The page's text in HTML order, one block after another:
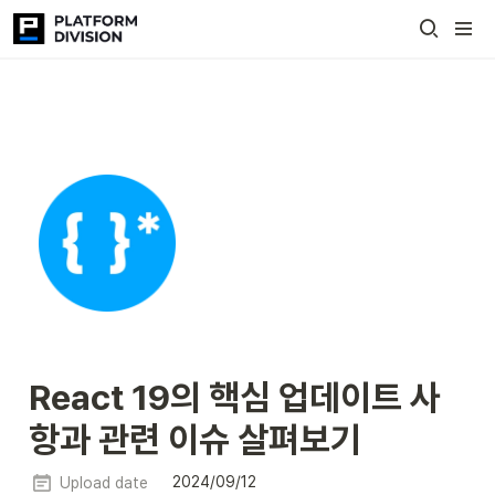
React 19의 핵심 업데이트 사
항과 관련 이슈 살펴보기
Upload date 2024/09/12